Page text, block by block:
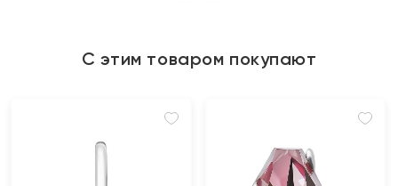
С этим товаром покупают